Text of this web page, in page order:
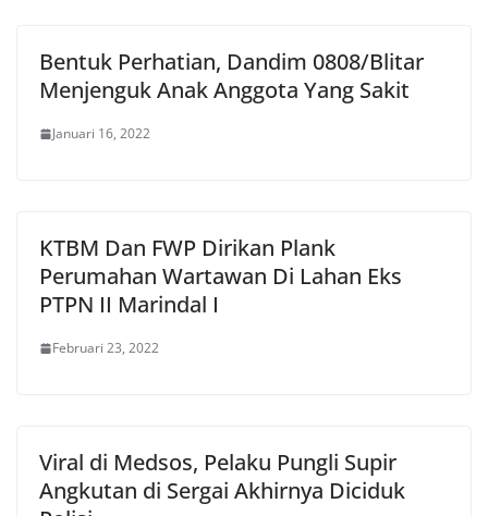
Bentuk Perhatian, Dandim 0808/Blitar
Menjenguk Anak Anggota Yang Sakit
Januari 16, 2022
KTBM Dan FWP Dirikan Plank
Perumahan Wartawan Di Lahan Eks
PTPN II Marindal I
Februari 23, 2022
Viral di Medsos, Pelaku Pungli Supir
Angkutan di Sergai Akhirnya Diciduk